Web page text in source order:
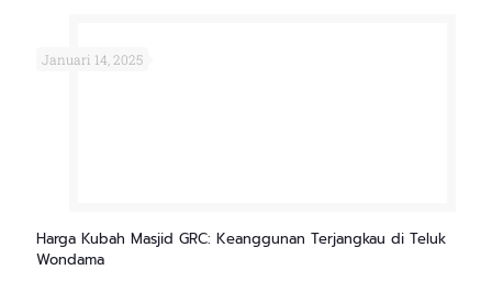
Januari 14, 2025
Harga Kubah Masjid GRC: Keanggunan Terjangkau di Teluk
Wondama